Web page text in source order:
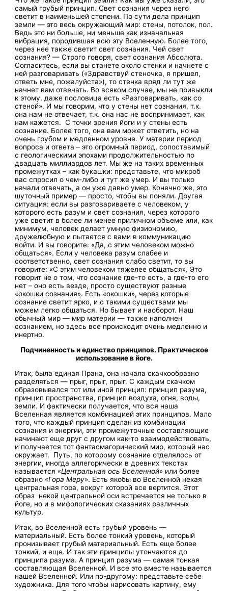
самый грубый принцип. Свет сознания через него
светит в наименьшей степени. По сути дела принцип
земли — это весь окружающий мир: стены, потолок, пол.
Ведь это ни больше, ни меньше как изначальная
вибрация, породившая всю эту Вселенную. Более того,
через нее также светит свет сознания. Чей свет
сознания? — Строго говоря, свет сознания Абсолюта.
Согласитесь, если вы станете около стенки и начнете с
ней разговаривать («Здравствуй стеночка, я пришел,
ответь мне, пожалуйста»), то стенка вряд ли тут же
начнет вам отвечать. Во всяком случае, мы не привыкли
к этому, даже пословица есть «Разговаривать, как со
стеной». И мы говорим, что у стены нет сознания, т.к.
она нам не отвечает, т.к. она нас не воспринимает, как
нам кажется. С точки зрения йоги и у стены есть
сознание. Более того, она вам может ответить, но на
очень грубом и медленном уровне. У материи период
вопроса и ответа – это огромный период, сопоставимый
с геологическими эпохами продолжительностью по
двадцать миллиардов лет. Мы же на таких временных
промежутках – как букашки: представьте, что микроб
вас спросил о чем-либо и тут же умер. И вы только
начали отвечать, а он уже давно умер. Конечно же, это
шуточный пример — просто, чтобы вы поняли. Другая
ситуация: если вы разговариваете с человеком, у
которого есть разум и свет сознания, через которого
уже светит в более ли менее приличном объеме или, как
минимум, человек делает умную физиономию,
дружелюбную и пытается с вами в коммуникацию
войти. И вы говорите: «Да, с этим человеком можно
общаться». Если у человека разум слабее и
соответственно, свет сознания слабо светит, то вы
говорите: «С этим человеком тяжелее общаться». Это
говорит не о том, что сознание где-то есть, а где-то его
нет – оно есть везде, просто существуют разные
«окошки сознания». Есть «окошки», через которые
сознание светит ярко, и с такими существами мы
можем легко общаться. Но бывает и наоборот. Наш
обычный мир — мир материи — также наполнен
сознанием, но здесь все происходит очень медленно и
инертно.
Подчиненность и единство принципов. Практическое
использование в йоге.
Итак, была единая Прана, она начала скачкообразно
разделяться — прыг, прыг, прыг. С каждым скачком
образовывался тот или иной принцип: принцип разума,
принцип пространства, принцип воздуха, огня, воды,
земли. И фактически получается, что вся наша
Вселенная является комбинацией этих принципов. Мало
того, что каждый принцип сделан из комбинации
сознания и энергии, эти промежуточные составляющие
начинают еще друг с другом как-то взаимодействовать,
и получается тот фантасмагорический мир, который нас
окружает. Путь, по которому сознание отделялось от
энергии, иногда аллегорически в древних текстах
называется «Центральная ось Вселенной» или более
образно «Гора Меру». Есть якобы во Вселенной некая
центральная гора, вокруг которой все вертится. Этот
образ некой центральной оси встречается не только в
йоге, но и в мифологических сказаниях различных
культур.
Итак, во Вселенной есть грубый уровень —
материальный. Есть более тонкий уровень, который
пронизывает грубый материальный. Есть еще более
тонкий, и еще. И так эти принципы утончаются до
принципа разума. А принцип разума — самая тонкая
составляющая Вселенной. И все это вместе называется
нашей Вселенной. Или по-другому: представьте себе
художника. Для того чтобы нарисовать картину, ему